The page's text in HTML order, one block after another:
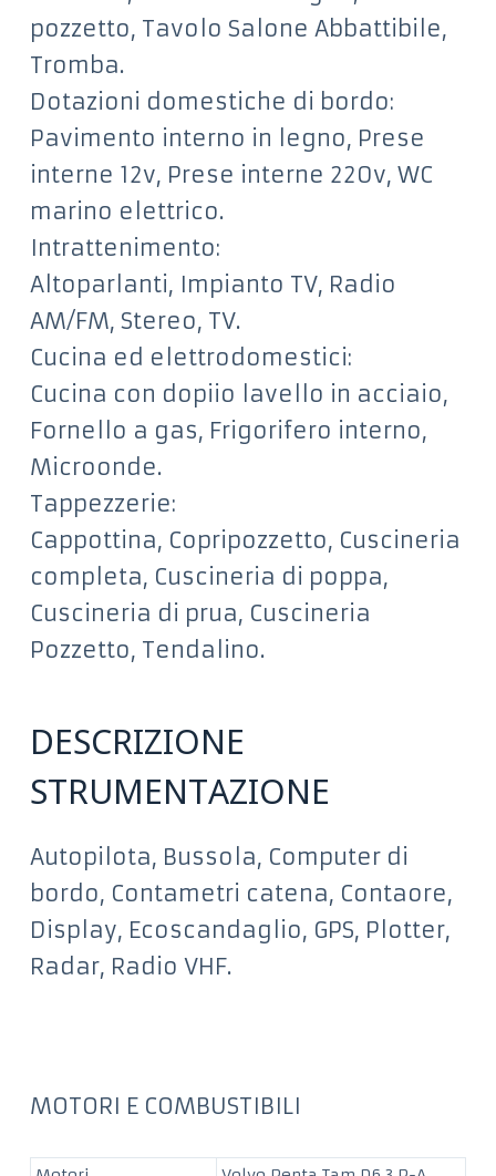
pozzetto, Tavolo Salone Abbattibile,
Tromba.
Dotazioni domestiche di bordo:
Pavimento interno in legno, Prese
interne 12v, Prese interne 220v, WC
marino elettrico.
Intrattenimento:
Altoparlanti, Impianto TV, Radio
AM/FM, Stereo, TV.
Cucina ed elettrodomestici:
Cucina con dopiio lavello in acciaio,
Fornello a gas, Frigorifero interno,
Microonde.
Tappezzerie:
Cappottina, Copripozzetto, Cuscineria
completa, Cuscineria di poppa,
Cuscineria di prua, Cuscineria
Pozzetto, Tendalino.
DESCRIZIONE
STRUMENTAZIONE
Autopilota, Bussola, Computer di
bordo, Contametri catena, Contaore,
Display, Ecoscandaglio, GPS, Plotter,
Radar, Radio VHF.
MOTORI E COMBUSTIBILI